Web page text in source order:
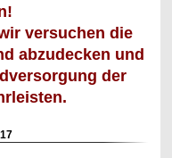
versuchen die
abzudecken und
der